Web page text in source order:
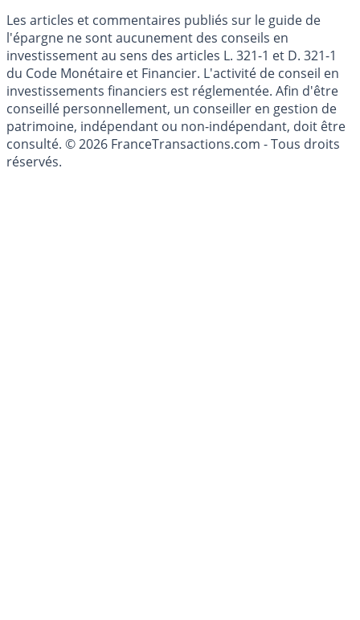
Les articles et commentaires publiés sur le guide de
l'épargne ne sont aucunement des conseils en
investissement au sens des articles L. 321-1 et D. 321-1
du Code Monétaire et Financier. L'activité de conseil en
investissements financiers est réglementée. Afin d'être
conseillé personnellement, un conseiller en gestion de
patrimoine, indépendant ou non-indépendant, doit être
consulté. © 2026 FranceTransactions.com - Tous droits
réservés.